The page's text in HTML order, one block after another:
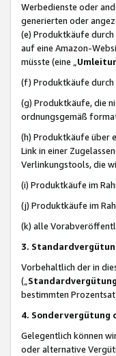
Werbedienste oder
generierten oder
(e) Produktkäufe durch
auf eine Amazon-
müsste (eine „
(f) Produktkäufe durch
(g) Produktkäufe, die
ordnungsgemäß
(h) Produktkäufe über
Link in einer
Verlinkungstools, die
(i) Produktkäufe im
(j) Produktkäufe im
(k) alle
3.
Vorbehaltlich der in
(„
bestimmten
4. Sondervergütung
Gelegentlich können
oder alternative